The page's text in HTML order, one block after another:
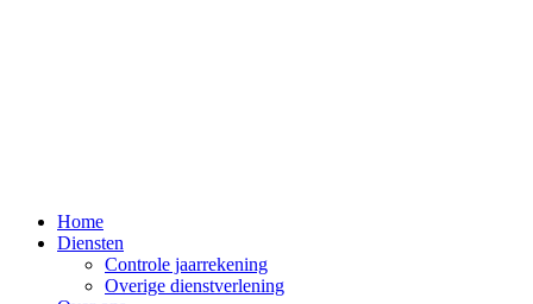
Home
Diensten
Controle jaarrekening
Overige dienstverlening